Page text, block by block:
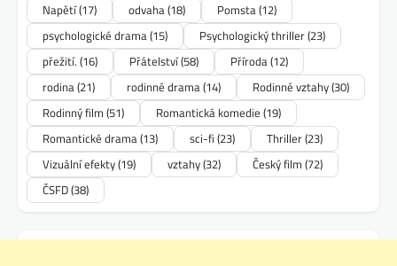
Napětí(17) odvaha(18) Pomsta(12)
psychologické drama(15) Psychologický thriller(23)
přežití. (16) Přátelství(58) Příroda(12)
rodina(21) rodinné drama(14) Rodinné vztahy(30)
Rodinný film (51) Romantická komedie (19)
Romantické drama(13) sci-fi (23) Thriller(23)
Vizuální efekty(19) vztahy(32) Český film (72)
ČSFD(38)